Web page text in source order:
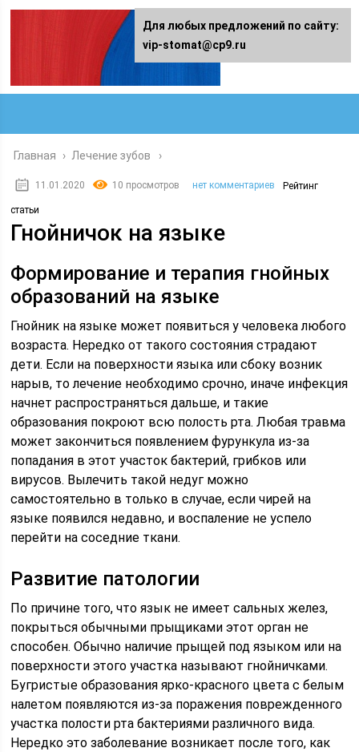
Главная › Лечение зубов
11.01.2020 10 просмотров нет комментариев Рейтинг
статьи
Гнойничок на языке
Формирование и терапия гнойных
образований на языке
Гнойник на языке может появиться у человека любого
возраста. Нередко от такого состояния страдают
дети. Если на поверхности языка или сбоку возник
нарыв, то лечение необходимо срочно, иначе инфекция
начнет распространяться дальше, и такие
образования покроют всю полость рта. Любая травма
может закончиться появлением фурункула из-за
попадания в этот участок бактерий, грибков или
вирусов. Вылечить такой недуг можно
самостоятельно в только в случае, если чирей на
языке появился недавно, и воспаление не успело
перейти на соседние ткани.
Развитие патологии
По причине того, что язык не имеет сальных желез,
покрыться обычными прыщиками этот орган не
способен. Обычно наличие прыщей под языком или на
поверхности этого участка называют гнойничками.
Бугристые образования ярко-красного цвета с белым
налетом появляются из-за поражения поврежденного
участка полости рта бактериями различного вида.
Нередко это заболевание возникает после того, как
Для любых предложений по сайту:
vip-stomat@cp9.ru